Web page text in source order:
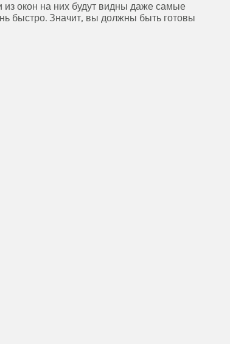
окон на них будут видны даже самые
быстро. Значит, вы должны быть готовы